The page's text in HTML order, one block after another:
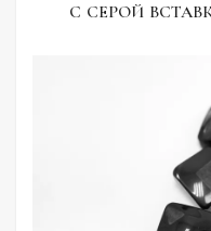
С СЕРОЙ